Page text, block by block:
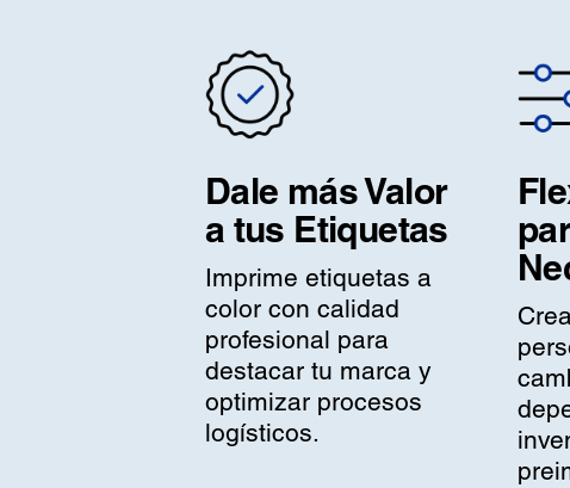
Dale más Valor
a tus Etiquetas
Imprime etiquetas a
color con calidad
profesional para
destacar tu marca y
optimizar procesos
logísticos.